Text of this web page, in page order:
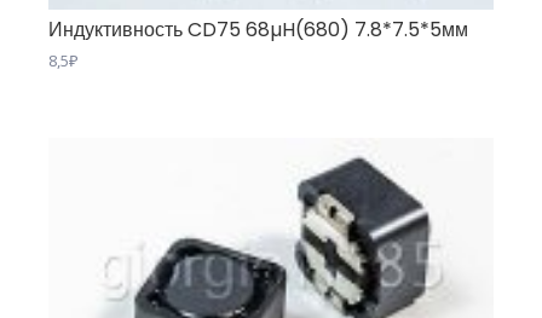
Индуктивность CD75 68µH(680) 7.8*7.5*5мм
8,5₽